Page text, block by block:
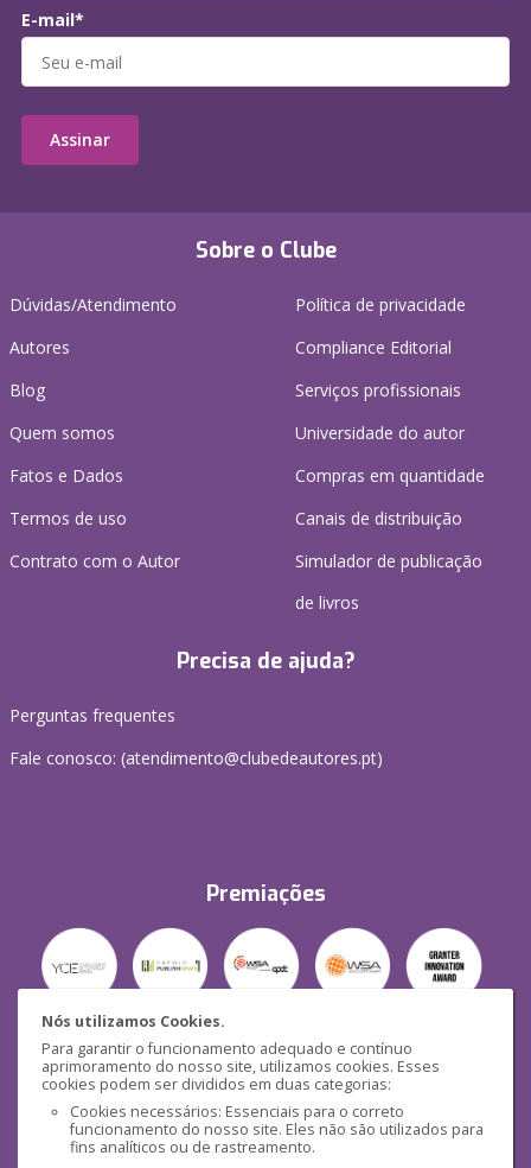
Nós utilizamos Cookies.
Para garantir o funcionamento adequado e contínuo
aprimoramento do nosso site, utilizamos cookies. Esses
cookies podem ser divididos em duas categorias:
Cookies necessários: Essenciais para o correto
funcionamento do nosso site. Eles não são utilizados para
fins analíticos ou de rastreamento.
Sobre o Clube
Dúvidas/Atendimento
Autores
Blog
Quem somos
Fatos e Dados
Termos de uso
Contrato com o Autor
Política de privacidade
Compliance Editorial
Serviços profissionais
Universidade do autor
Compras em quantidade
Canais de distribuição
Simulador de publicação
de livros
Precisa de ajuda?
Perguntas frequentes
Fale conosco: (atendimento@clubedeautores.pt)
Premiações
Segurança
E-mail*
Assinar